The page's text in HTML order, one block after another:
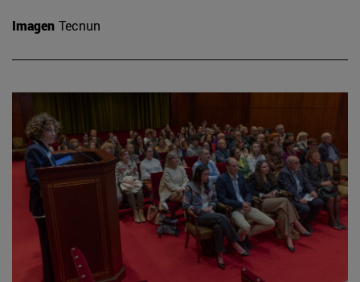
Imagen Tecnun